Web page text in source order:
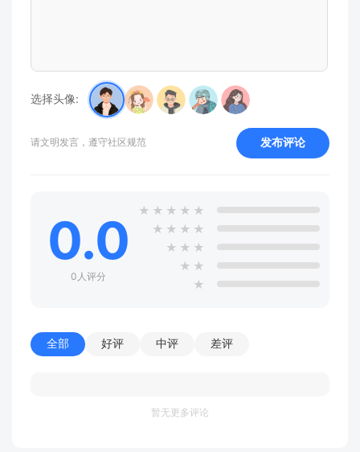
选择头像:
请文明发言，遵守社区规范 发布评论
0.0
0人评分
★ ★ ★ ★ ★
★ ★ ★ ★
★ ★ ★
★ ★
★
全部 好评 中评 差评
暂无更多评论